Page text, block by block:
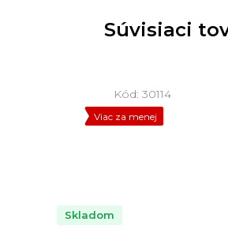
Súvisiaci
Viac za menej
Skladom
Kód: 30114